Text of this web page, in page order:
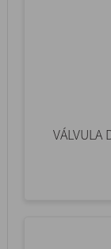
VÁLVULA